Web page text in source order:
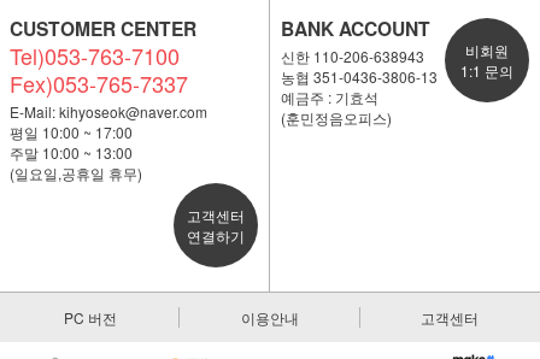
CUSTOMER CENTER
Tel)053-763-7100
Fex)053-765-7337
E-Mail:kihyoseok@naver.com
평일 10:00 ~ 17:00
주말 10:00 ~ 13:00
(일요일,공휴일 휴무)
고객센터
연결하기
BANK ACCOUNT
신한 110-206-638943
농협 351-0436-3806-13
예금주 : 기효석
(훈민정음오피스)
비회원
1:1 문의
PC 버전 이용안내 고객센터